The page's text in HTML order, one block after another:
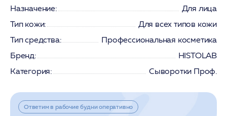
Назначение:
Для лица
Тип кожи:
Для всех типов кожи
Тип средства:
Профессиональная косметика
Бренд:
HISTOLAB
Категория:
Сыворотки Проф.
Ответим в рабочие будни оперативно